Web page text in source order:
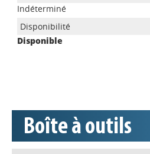
Indéterminé
Disponible
Boîte à outils
Appels à projets
Base